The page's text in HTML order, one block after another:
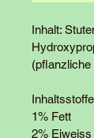
Inhalt:
(pflanzliche
1% Fett
2% Eiweiss